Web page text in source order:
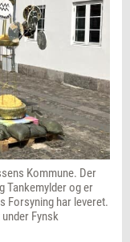
Kommune. Der
Tankemylder og er
Forsyning har leveret.
Fynsk